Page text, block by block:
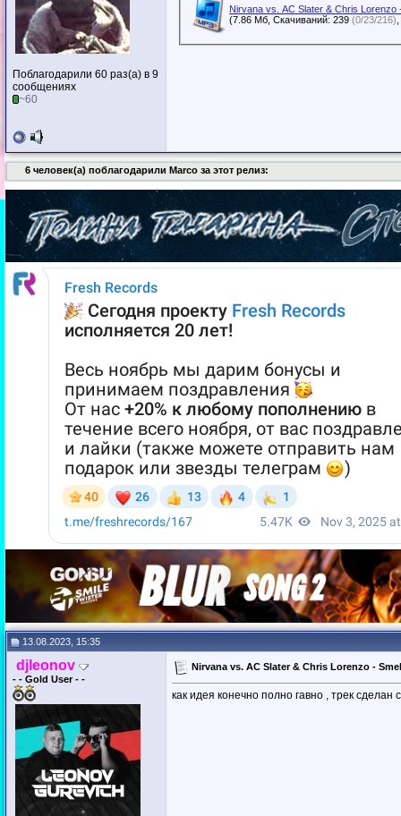
Поблагодарили 60 раз(а) в 9
сообщениях
~60
Nirvana vs. AC Slater & Chris
(7.86 Мб, Скачиваний: 239(0/23/216)
6 человек(а) поблагодарили Marco за этот релиз:
13.08.2023, 15:35
djleonov
- - Gold User - -
Nirvana vs. AC Slater & Chris Lorenzo -
как идея конечно полно гавно , трек